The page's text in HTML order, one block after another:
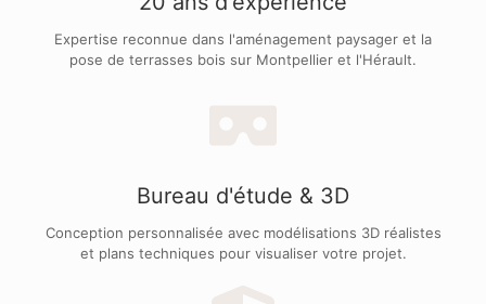
Expertise reconnue dans l'aménagement paysager et la
pose de terrasses bois sur Montpellier et l'Hérault.
Bureau d'étude & 3D
Conception personnalisée avec modélisations 3D réalistes
et plans techniques pour visualiser votre projet.